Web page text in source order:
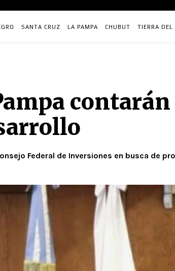
SANTA CRUZ LA PAMPA CHUBUT TIERRA DEL
Federal de Inversiones en busca de